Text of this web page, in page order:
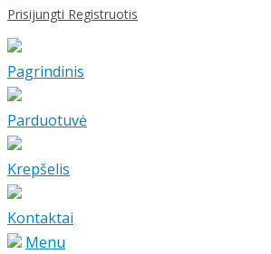
Prisijungti Registruotis
Pagrindinis
Parduotuvė
Krepšelis
Kontaktai
Menu